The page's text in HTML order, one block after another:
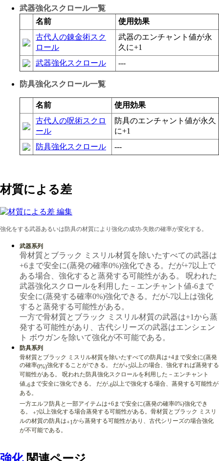
武器強化スクロール一覧
名前
使用効果
古代人の錬金術スク
ロール
武器のエンチャント値が永
久に+1
武器強化スクロール
---
防具強化スクロール一覧
名前
使用効果
古代人の呪術スクロ
ール
防具のエンチャント値が永久
に+1
防具強化スクロール
---
材質による差
強化をする武器あるいは防具の材質により強化の成功-失敗の確率が変化する。
武器系列
骨材質とブラック ミスリル材質を除いたすべての武器は
+6まで安全に(蒸発の確率0%)強化できる。だが+7以上で
ある場合、強化すると蒸発する可能性がある。 呪われた
武器強化スクロールを利用した－エンチャント値-6まで
安全に(蒸発する確率0%)強化できる。だが-7以上は強化
すると蒸発する可能性がある。
一方で骨材質とブラック ミスリル材質の武器は+1から蒸
発する可能性があり、古代シリーズの武器はエンシェン
ト ボウガンを除いて強化が不可能である。
防具系列
骨材質とブラック ミスリル材質を除いたすべての防具は+4まで安全に(蒸発
の確率0%)強化することができる。 だが+5以上の場合、強化すれば蒸発する
可能性がある。 呪われた防具強化スクロールを利用した－エンチャント
値-6まで安全に強化できる。 だが-6以上で強化する場合、蒸発する可能性が
ある。
一方エルフ防具と一部アイテムは+6まで安全に(蒸発の確率0%)強化でき
る。 +7以上強化する場合蒸発する可能性がある。骨材質とブラック ミスリ
ルの材質の防具は+1から蒸発する可能性があり、古代シリーズの場合強化
が不可能である。